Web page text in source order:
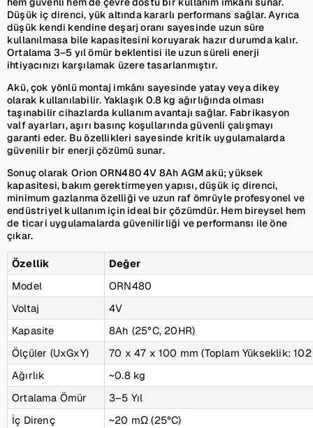
Düşük iç direnci, yük altında kararlı performans sağlar. Ayrıca
düşük kendi kendine deşarj oranı sayesinde uzun süre
kullanılmasa bile kapasitesini koruyarak hazır durumda kalır.
Ortalama 3–5 yıl ömür beklentisi ile uzun süreli enerji
ihtiyacınızı karşılamak üzere tasarlanmıştır.
Akü, çok yönlü montaj imkânı sayesinde yatay veya dikey
olarak kullanılabilir. Yaklaşık 0.8 kg ağırlığında olması
taşınabilir cihazlarda kullanım avantajı sağlar. Fabrikasyon
valf ayarları, aşırı basınç koşullarında güvenli çalışmayı
garanti eder. Bu özellikleri sayesinde kritik uygulamalarda
güvenilir bir enerji çözümü sunar.
Sonuç olarak Orion ORN480 4V 8Ah AGM akü; yüksek
kapasitesi, bakım gerektirmeyen yapısı, düşük iç direnci,
minimum gazlanma özelliği ve uzun raf ömrüyle profesyonel ve
endüstriyel kullanım için ideal bir çözümdür. Hem bireysel hem
de ticari uygulamalarda güvenilirliği ve performansı ile öne
çıkar.
Özellik
Değer
Model
ORN480
Voltaj
4V
Kapasite
8Ah (25°C, 20HR)
Ölçüler (UxGxY)
70 x 47 x 100 mm (Toplam Yükseklik:
Ağırlık
~0.8 kg
Ortalama Ömür
3–5 Yıl
İç Direnç
~20 mΩ (25°C)